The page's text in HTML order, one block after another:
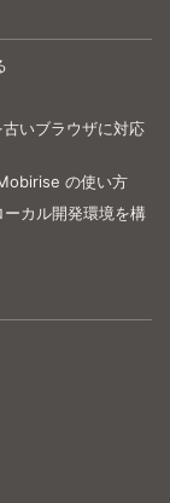
いブラウザに対応
の使い方
カル開発環境を構